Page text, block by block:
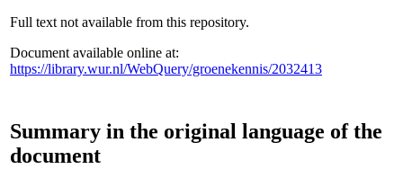
Full text not available from this repository.
Document available online at:
https://library.wur.nl/WebQuery/groenekennis/2032413
Summary in the original language of the
document